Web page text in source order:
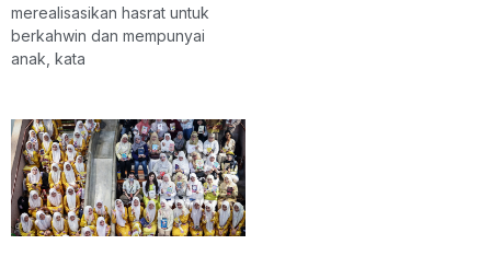
merealisasikan hasrat untuk
berkahwin dan mempunyai
anak, kata